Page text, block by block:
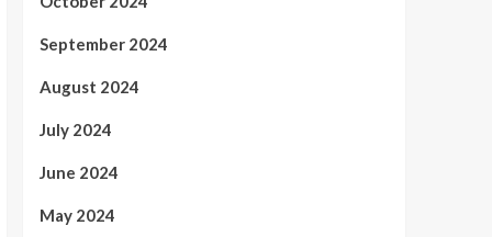
September 2024
August 2024
July 2024
June 2024
May 2024